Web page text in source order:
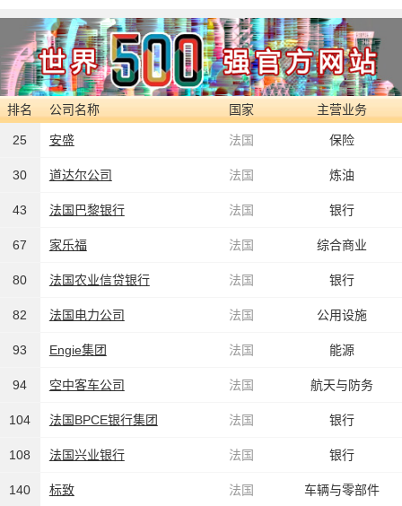
排名 公司名称 国家 主营业务
25 安盛 法国 保险
30 道达尔公司 法国 炼油
43 法国巴黎银行 法国 银行
67 家乐福 法国 综合商业
80 法国农业信贷银行 法国 银行
82 法国电力公司 法国 公用设施
93 Engie集团 法国 能源
94 空中客车公司 法国 航天与防务
104 法国BPCE银行集团 法国 银行
108 法国兴业银行 法国 银行
140 标致 法国 车辆与零部件